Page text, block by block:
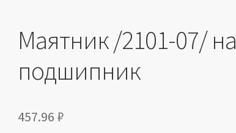
Маятник /2101-07/ на
подшипник
457.96 ₽